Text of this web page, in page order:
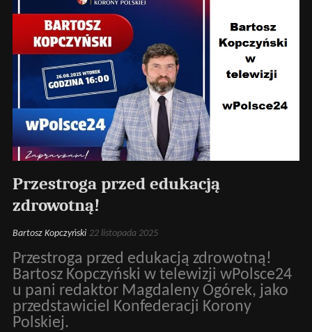
Przestroga przed edukacją
zdrowotną!
Bartosz Kopczyński 22 listopada 2025
Przestroga przed edukacją zdrowotną!
Bartosz Kopczyński w telewizji wPolsce24
u pani redaktor Magdaleny Ogórek, jako
przedstawiciel Konfederacji Korony
Polskiej.